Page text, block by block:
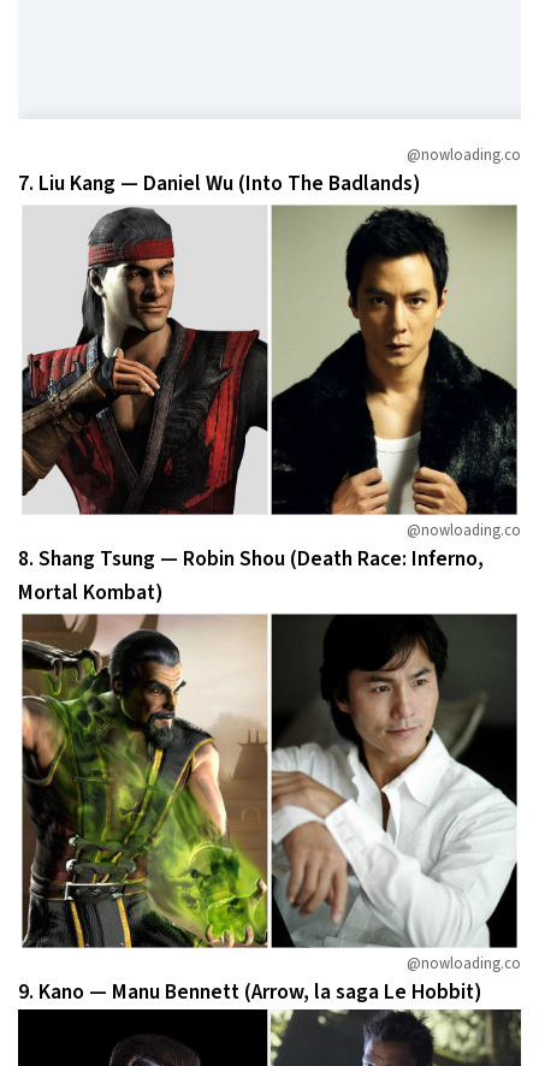
@nowloading.co
7. Liu Kang — Daniel Wu (Into The Badlands)
@nowloading.co
8. Shang Tsung — Robin Shou (Death Race: Inferno,
Mortal Kombat)
@nowloading.co
9. Kano — Manu Bennett (Arrow, la saga Le Hobbit)